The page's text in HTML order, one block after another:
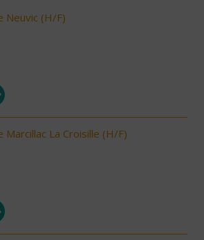
Neuvic (H/F)
Marcillac La Croisille (H/F)